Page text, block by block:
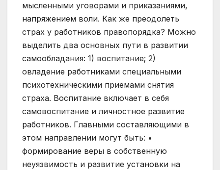
мысленными уговорами и приказаниями,
напряжением воли. Как же преодолеть
страх у работников правопорядка? Можно
выделить два основных пути в развитии
самообладания: 1) воспитание; 2)
овладение работниками специальными
психотехническими приемами снятия
страха. Воспитание включает в себя
самовоспитание и личностное развитие
работников. Главными составляющими в
этом направлении могут быть: •
формирование веры в собственную
неуязвимость и развитие установки на